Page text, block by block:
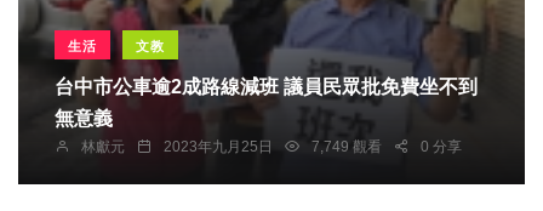
生活 文教
台中市公車逾2成路線減班 議員民眾批免費坐不到
無意義
林獻元 2023年九月25日 7,749 觀看 0 分享